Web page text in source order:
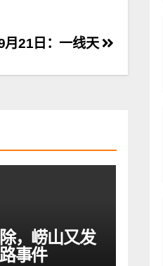
月21日：一线天
，崂山又发
事件